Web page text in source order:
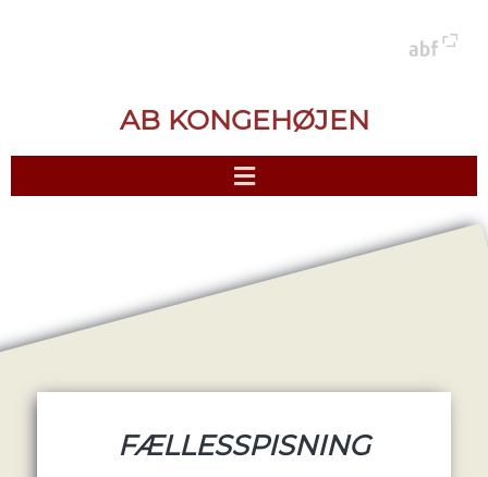
AB KONGEHØJEN
FÆLLESSPISNING